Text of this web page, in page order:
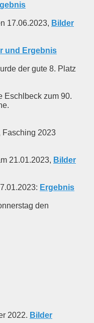
17.06.2023, Bilder
und Ergebnis
der gute 8. Platz
Eschlbeck zum 90.
Fasching 2023
21.01.2023, Bilder
Ergebnis
den
2022. Bilder